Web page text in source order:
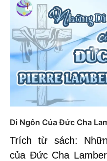
Di Ngôn Của Đức Cha
Trích từ sách:
của Đức Cha